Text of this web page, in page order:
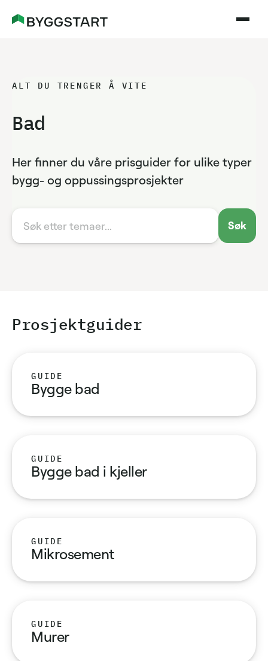
ALT DU TRENGER Å VITE
Bad
Her finner du våre prisguider for ulike typer
bygg- og oppussingsprosjekter
Prosjekt­guider
GUIDE
Bygge bad
GUIDE
Bygge bad i kjeller
GUIDE
Mikrosement
GUIDE
Murer